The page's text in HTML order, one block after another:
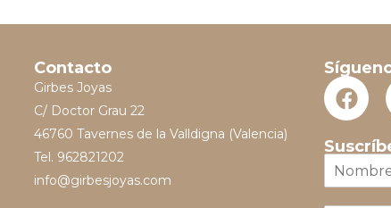
Contacto
Girbes Joyas
C/ Doctor Grau 22
46760 Tavernes de la Valldigna (Valencia)
Tel. 962821202
info@girbesjoyas.com